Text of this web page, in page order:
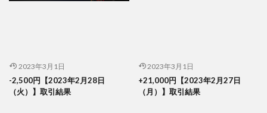
2023年3月1日
-2,500円【2023年2月28日
（火）】取引結果
2023年3月1日
+21,000円【2023年2月27日
（月）】取引結果